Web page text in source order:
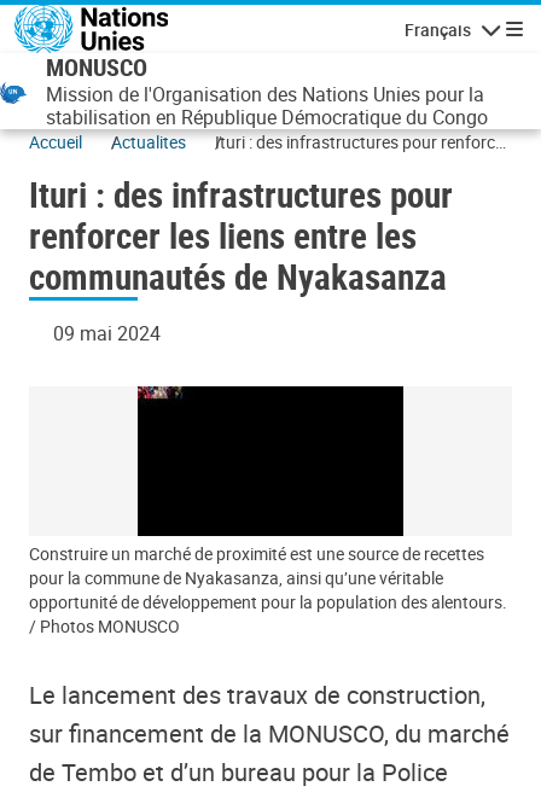
Aller au contenu principal
Français
MONUSCO
Mission de l'Organisation des Nations Unies pour la
stabilisation en République Démocratique du Congo
Accueil Actualites
Ituri : des infrastructures pour renforcer
Nyakasanza
Ituri : des infrastructures pour
renforcer les liens entre les
communautés de Nyakasanza
09 mai 2024
Construire un marché de proximité est une source de recettes
pour la commune de Nyakasanza, ainsi qu’une véritable
opportunité de développement pour la population des alentours.
/ Photos MONUSCO
Le lancement des travaux de construction,
sur financement de la MONUSCO, du marché
de Tembo et d’un bureau pour la Police